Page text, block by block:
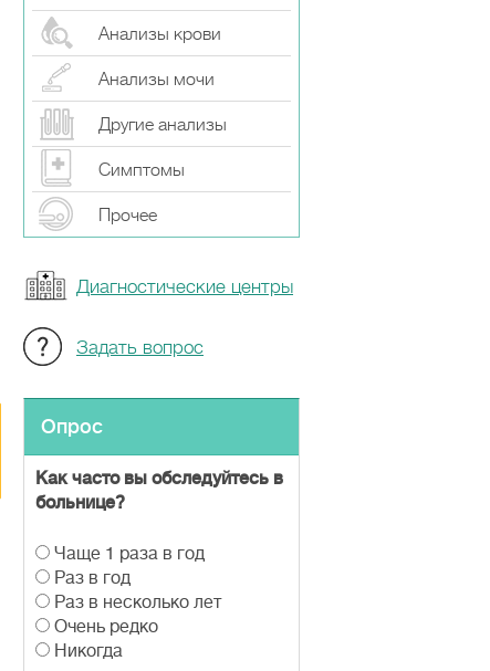
Анализы крови
Анализы мочи
Другие анализы
Симптомы
Прочeе
Диагностические центры
Задать вопрос
Опрос
Как часто вы обследуйтесь в
больнице?
В
а
р
и
а
Чаще 1 раза в год
Раз в год
Раз в несколько лет
Очень редко
Никогда